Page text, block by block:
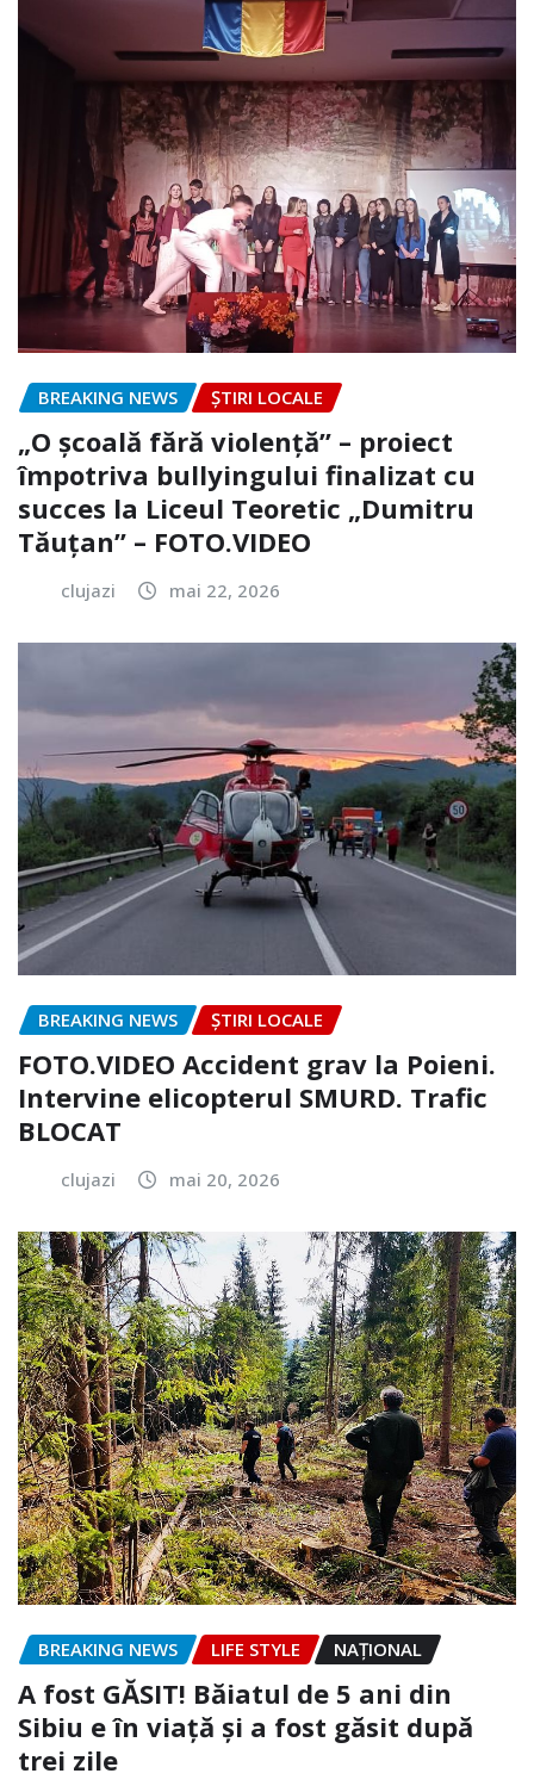
BREAKING NEWS ȘTIRI LOCALE
„O școală fără violență” – proiect
împotriva bullyingului finalizat cu
succes la Liceul Teoretic „Dumitru
Tăuțan” – FOTO.VIDEO
clujazi mai 22, 2026
BREAKING NEWS ȘTIRI LOCALE
FOTO.VIDEO Accident grav la Poieni.
Intervine elicopterul SMURD. Trafic
BLOCAT
clujazi mai 20, 2026
BREAKING NEWS LIFE STYLE NAŢIONAL
A fost GĂSIT! Băiatul de 5 ani din
Sibiu e în viață și a fost găsit după
trei zile